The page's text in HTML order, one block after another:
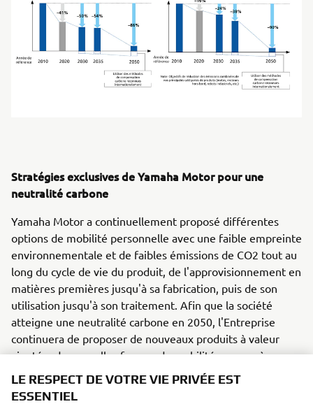
Stratégies exclusives de Yamaha Motor pour une
neutralité carbone
Yamaha Motor a continuellement proposé différentes
options de mobilité personnelle avec une faible empreinte
environnementale et de faibles émissions de CO2 tout au
long du cycle de vie du produit, de l'approvisionnement en
matières premières jusqu'à sa fabrication, puis de son
utilisation jusqu'à son traitement. Afin que la société
atteigne une neutralité carbone en 2050, l'Entreprise
continuera de proposer de nouveaux produits à valeur
ajoutée, de nouvelles formes de mobilité propres à
Yamaha Motor en plus de ses motos emblématiques.
LE RESPECT DE VOTRE VIE PRIVÉE EST
ESSENTIEL